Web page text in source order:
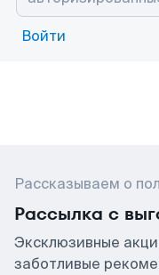
Войти
Рассказываем о
Рассылка с
Эксклюзивные
заботливые